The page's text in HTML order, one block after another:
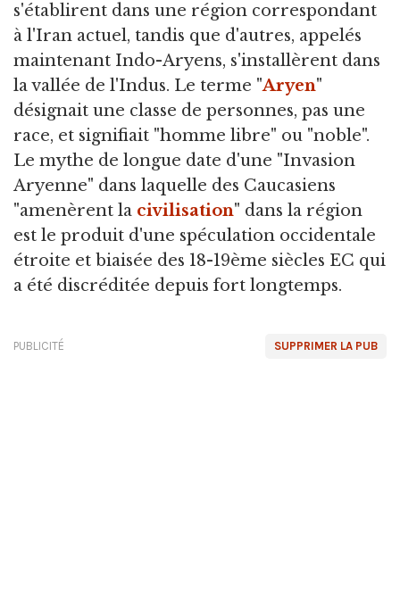
s'établirent dans une région correspondant
à l'Iran actuel, tandis que d'autres, appelés
maintenant Indo-Aryens, s'installèrent dans
la vallée de l'Indus. Le terme "Aryen"
désignait une classe de personnes, pas une
race, et signifiait "homme libre" ou "noble".
Le mythe de longue date d'une "Invasion
Aryenne" dans laquelle des Caucasiens
"amenèrent la civilisation" dans la région
est le produit d'une spéculation occidentale
étroite et biaisée des 18-19ème siècles EC qui
a été discréditée depuis fort longtemps.
SUPPRIMER LA PUB
PUBLICITÉ